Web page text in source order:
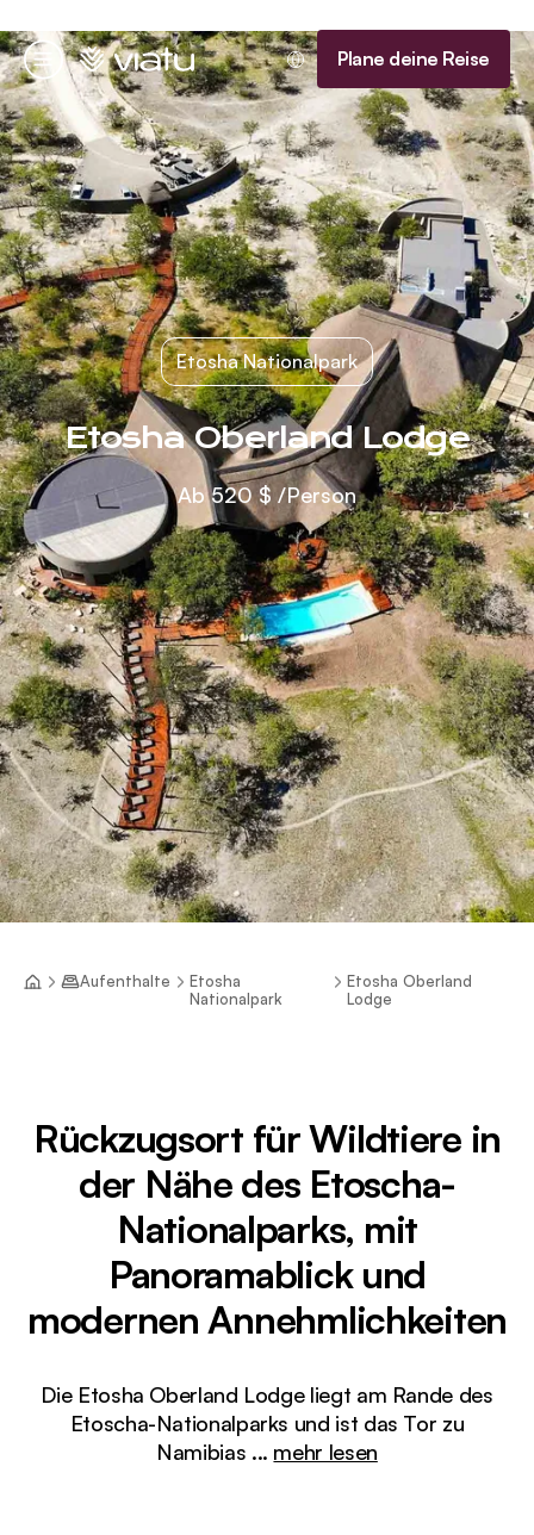
Menü
Startseite Plane deine Reise
Etosha Nationalpark
Etosha Oberland Lodge
Ab520 $ /Person
Aufenthalte
Etosha
Nationalpark
Etosha Oberland
Lodge
Rückzugsort für Wildtiere in
der Nähe des Etoscha-
Nationalparks, mit
Panoramablick und
modernen Annehmlichkeiten
Die Etosha Oberland Lodge liegt am Rande des
Etoscha-Nationalparks und ist das Tor zu
Namibias ... mehr lesen